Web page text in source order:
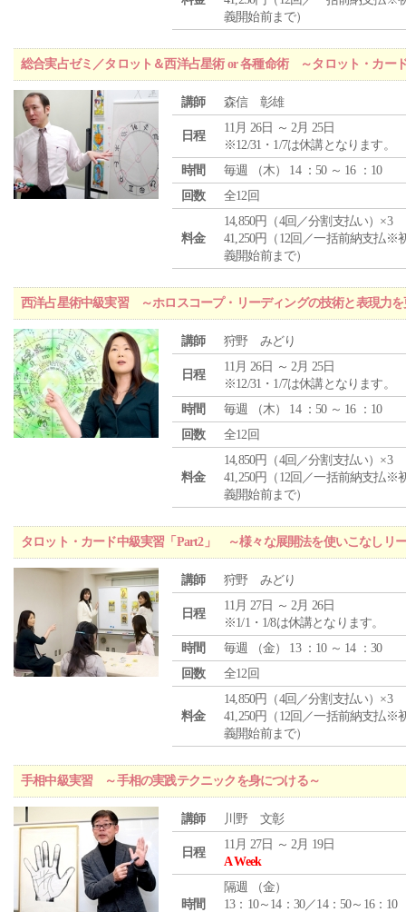
義開始前まで）
総合実占ゼミ／タロット＆西洋占星術 or 各種命術 ～タロット・カー
講師 森信 彰雄
日程
11月 26日 ～ 2月 25日
※12/31・1/7は休講となります。
時間
毎週 （木） 14 ：50 ～ 16 ：10
回数
全12回
料金
14,850円（4回／分割支払い）×3
41,250円（12回／一括前納支払※
義開始前まで）
西洋占星術中級実習 ～ホロスコープ・リーディングの技術と表現力
講師 狩野 みどり
日程
11月 26日 ～ 2月 25日
※12/31・1/7は休講となります。
時間
毎週 （木） 14 ：50 ～ 16 ：10
回数
全12回
料金
14,850円（4回／分割支払い）×3
41,250円（12回／一括前納支払※
義開始前まで）
タロット・カード中級実習「Part2」 ～様々な展開法を使いこなしリ
講師 狩野 みどり
日程
11月 27日 ～ 2月 26日
※1/1・1/8は休講となります。
時間
毎週 （金） 13 ：10 ～ 14 ：30
回数
全12回
料金
14,850円（4回／分割支払い）×3
41,250円（12回／一括前納支払※
義開始前まで）
手相中級実習 ～手相の実践テクニックを身につける～
講師 川野 文彰
日程
11月 27日 ～ 2月 19日
A Week
時間
隔週 （金）
13：10～14：30／14：50～16：10